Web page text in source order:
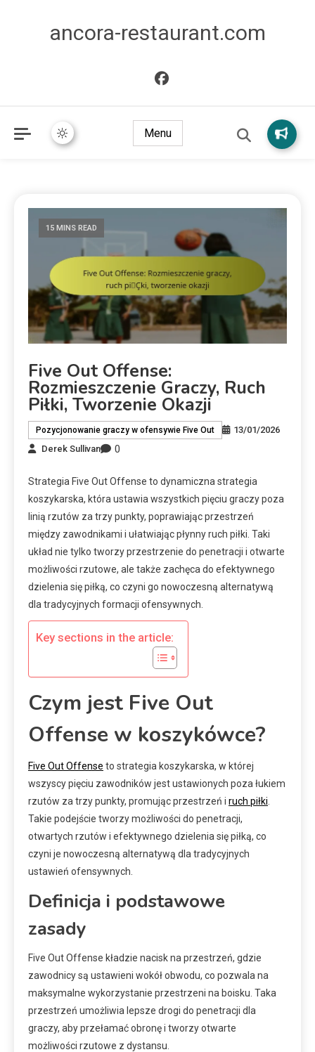
ancora-restaurant.com
Menu
15 MINS READ
Five Out Offense:
Rozmieszczenie Graczy, Ruch
Piłki, Tworzenie Okazji
Pozycjonowanie graczy w ofensywie Five Out
13/01/2026
Derek Sullivan
0
Strategia Five Out Offense to dynamiczna strategia
koszykarska, która ustawia wszystkich pięciu graczy poza
linią rzutów za trzy punkty, poprawiając przestrzeń
między zawodnikami i ułatwiając płynny ruch piłki. Taki
układ nie tylko tworzy przestrzenie do penetracji i otwarte
możliwości rzutowe, ale także zachęca do efektywnego
dzielenia się piłką, co czyni go nowoczesną alternatywą
dla tradycyjnych formacji ofensywnych.
Key sections in the article:
Czym jest Five Out
Offense w koszykówce?
Five Out Offense to strategia koszykarska, w której
wszyscy pięciu zawodników jest ustawionych poza łukiem
rzutów za trzy punkty, promując przestrzeń i ruch piłki
Takie podejście tworzy możliwości do penetracji,
otwartych rzutów i efektywnego dzielenia się piłką, co
czyni je nowoczesną alternatywą dla tradycyjnych
ustawień ofensywnych.
Definicja i podstawowe
zasady
Five Out Offense kładzie nacisk na przestrzeń, gdzie
zawodnicy są ustawieni wokół obwodu, co pozwala na
maksymalne wykorzystanie przestrzeni na boisku. Taka
przestrzeń umożliwia lepsze drogi do penetracji dla
graczy, aby przełamać obronę i tworzy otwarte
możliwości rzutowe z dystansu.